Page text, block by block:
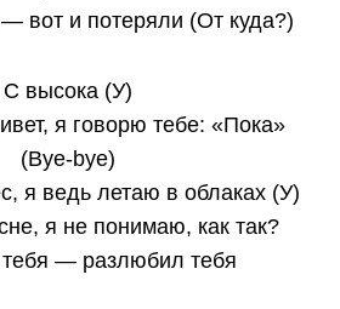
вот и потеряли (От куда?)
С высока (У)
я говорю тебе: «Пока»
(Bye-bye)
я ведь летаю в облаках (У)
я не понимаю, как так?
— разлюбил тебя